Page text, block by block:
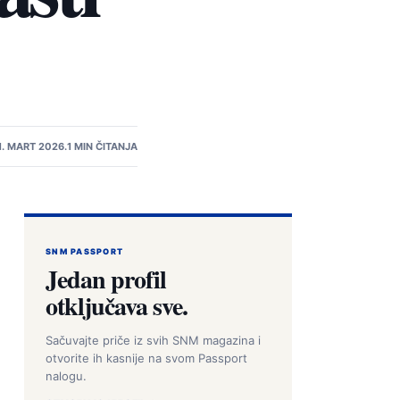
MART 2026.1 MIN ČITANJA
SNM PASSPORT
Jedan profil
otključava sve.
Sačuvajte priče iz svih SNM magazina i
otvorite ih kasnije na svom Passport
nalogu.